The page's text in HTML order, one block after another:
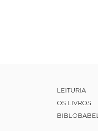
LEITURIA
OS LIVROS
BIBLOBABEL